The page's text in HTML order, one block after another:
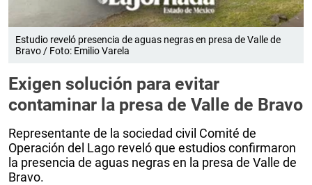
Estudio reveló presencia de aguas negras en presa de Valle de
Bravo / Foto: Emilio Varela
Exigen solución para evitar
contaminar la presa de Valle de Bravo
Representante de la sociedad civil Comité de
Operación del Lago reveló que estudios confirmaron
la presencia de aguas negras en la presa de Valle de
Bravo.